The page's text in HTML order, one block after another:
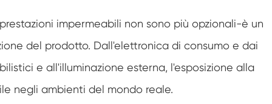
Macchina per le vibrazioni della temperatura
Forno industriale per batterie
impermeabili non sono più opzionali-è un
del prodotto. Dall'elettronica di consumo e dai
e all'illuminazione esterna, l'esposizione alla
negli ambienti del mondo reale.